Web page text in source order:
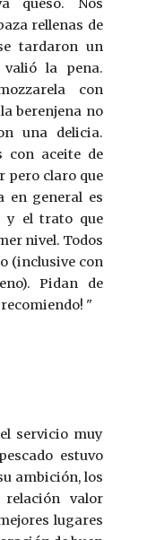
queso. Nos
rellenas de
tardaron un
la pena.
con
berenjena no
una delicia.
con aceite de
pero claro que
en general es
y el trato que
nivel. Todos
(inclusive con
Pidan de
recomiendo! "
servicio muy
estuvo
ambición, los
valor
lugares